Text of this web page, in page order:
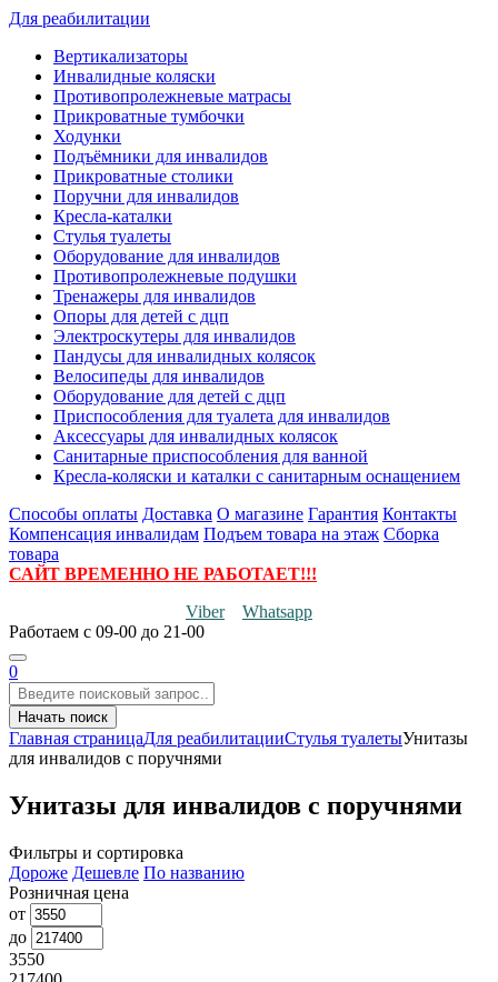
Для реабилитации
Вертикализаторы
Инвалидные коляски
Противопролежневые матрасы
Прикроватные тумбочки
Ходунки
Подъёмники для инвалидов
Прикроватные столики
Поручни для инвалидов
Кресла-каталки
Стулья туалеты
Оборудование для инвалидов
Противопролежневые подушки
Тренажеры для инвалидов
Опоры для детей с дцп
Электроскутеры для инвалидов
Пандусы для инвалидных колясок
Велосипеды для инвалидов
Оборудование для детей с дцп
Приспособления для туалета для инвалидов
Аксессуары для инвалидных колясок
Санитарные приспособления для ванной
Кресла-коляски и каталки с санитарным оснащением
Способы оплаты Доставка О магазине Гарантия Контакты
Компенсация инвалидам Подъем товара на этаж Сборка
товара
САЙТ ВРЕМЕННО НЕ РАБОТАЕТ!!!
Viber
Whatsapp
Работаем с 09-00 до 21-00
0
Начать поиск
Главная страницаДля реабилитацииСтулья туалетыУнитазы
для инвалидов с поручнями
Унитазы для инвалидов с поручнями
Фильтры и сортировка
Дороже Дешевле По названию
Розничная цена
от
до
3550